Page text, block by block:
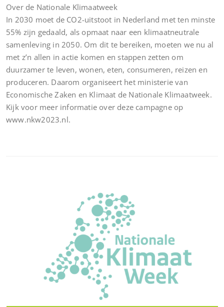
Over de Nationale Klimaatweek
In 2030 moet de CO2-uitstoot in Nederland met ten minste
55% zijn gedaald, als opmaat naar een klimaatneutrale
samenleving in 2050. Om dit te bereiken, moeten we nu al
met z’n allen in actie komen en stappen zetten om
duurzamer te leven, wonen, eten, consumeren, reizen en
produceren. Daarom organiseert het ministerie van
Economische Zaken en Klimaat de Nationale Klimaatweek.
Kijk voor meer informatie over deze campagne op
www.nkw2023.nl.